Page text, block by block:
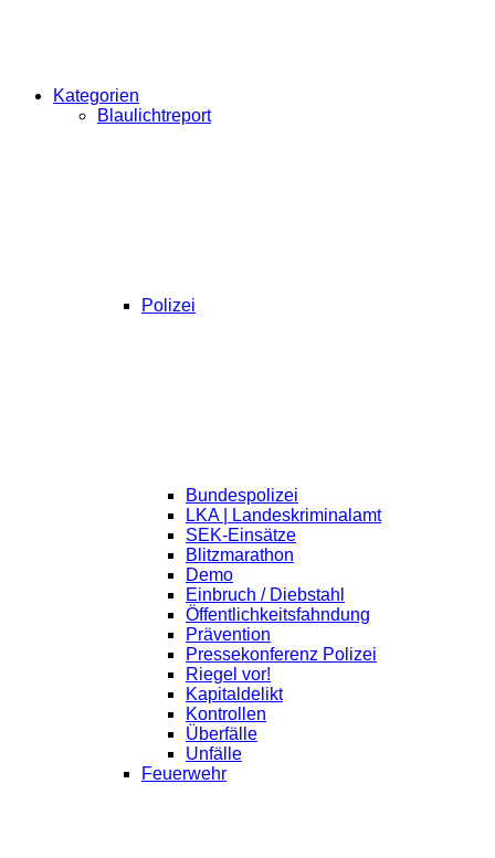
Kategorien
Blaulichtreport
Polizei
Bundespolizei
LKA | Landeskriminalamt
SEK-Einsätze
Blitzmarathon
Demo
Einbruch / Diebstahl
Öffentlichkeitsfahndung
Prävention
Pressekonferenz Polizei
Riegel vor!
Kapitaldelikt
Kontrollen
Überfälle
Unfälle
Feuerwehr